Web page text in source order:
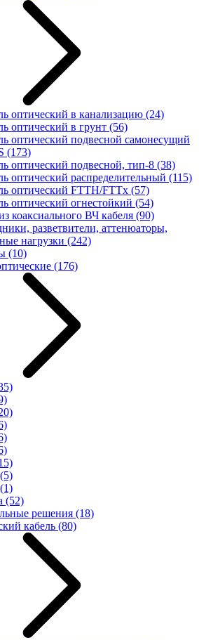
оптический в канализацию (24)
оптический в грунт (56)
оптический подвесной самонесущий
(173)
оптический подвесной, тип-8 (38)
оптический распределительный (115)
оптический FTTH/FTTx (57)
оптический огнестойкий (54)
коаксиального ВЧ кабеля (90)
разветвители, аттенюаторы,
нагрузки (242)
(10)
(176)
(5)
(1)
(52)
решения (18)
кабель (80)